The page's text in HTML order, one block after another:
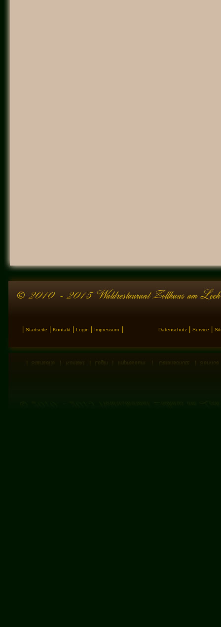
Startseite Kontakt Login Impressum Datenschutz Service